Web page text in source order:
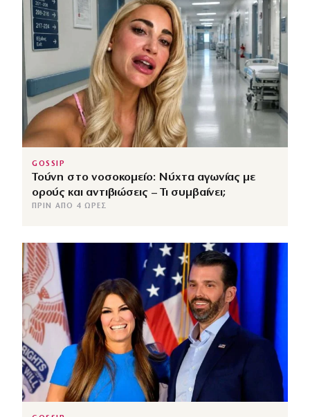
GOSSIP
Τούνη στο νοσοκομείο: Νύχτα αγωνίας με
ορούς και αντιβιώσεις – Τι συμβαίνει;
ΠΡΙΝ ΑΠΌ 4 ΏΡΕΣ